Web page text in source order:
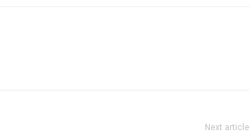
Next article